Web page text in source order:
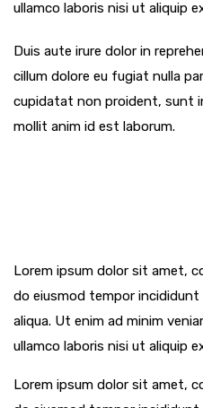
ullamco laboris nisi ut aliquip
Duis aute irure dolor in
cillum dolore eu fugiat nulla
cupidatat non proident, sunt
mollit anim id est laborum.
Lorem ipsum dolor sit amet,
do eiusmod tempor
aliqua. Ut enim ad minim
ullamco laboris nisi ut aliquip
Lorem ipsum dolor sit amet,